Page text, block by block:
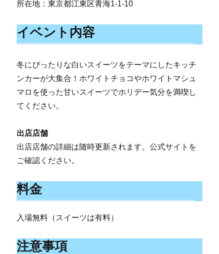
所在地：東京都江東区青海1-1-10
イベント内容
冬にぴったりな白いスイーツをテーマにしたキッチ
ンカーが大集合！ホワイトチョコやホワイトマシュ
マロを使った甘いスイーツでホリデー気分を満喫し
てください。
出店店舗
出店店舗の詳細は随時更新されます。公式サイトを
ご確認ください。
料金
入場無料（スイーツは有料）
注意事項